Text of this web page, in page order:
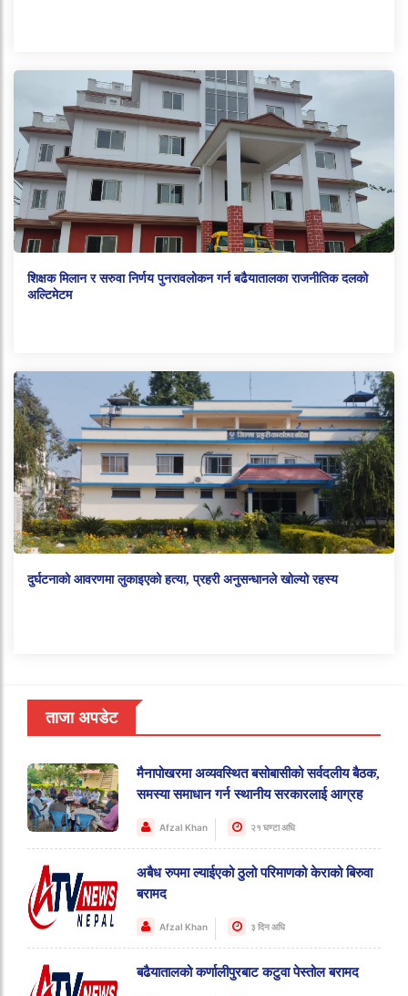
शिक्षक मिलान र सरुवा निर्णय पुनरावलोकन गर्न बढैयातालका राजनीतिक दलको
अल्टिमेटम
दुर्घटनाको आवरणमा लुकाइएको हत्या, प्रहरी अनुसन्धानले खोल्यो रहस्य
ताजा अपडेट
मैनापोखरमा अव्यवस्थित बसोबासीको सर्वदलीय बैठक,
समस्या समाधान गर्न स्थानीय सरकारलाई आग्रह
Afzal Khan २१ घण्टा अघि
अबैध रुपमा ल्याईएको ठुलो परिमाणको केराको बिरुवा
बरामद
Afzal Khan ३ दिन अघि
बढैयातालको कर्णालीपुरबाट कटुवा पेस्तोल बरामद